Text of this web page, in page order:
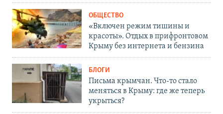
ОБЩЕСТВО
«Включен режим тишины и
красоты». Отдых в прифронтовом
Крыму без интернета и бензина
БЛОГИ
Письма крымчан. Что-то стало
меняться в Крыму: где же теперь
укрыться?